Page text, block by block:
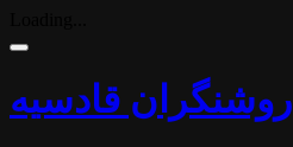
روشنگران قادسیه